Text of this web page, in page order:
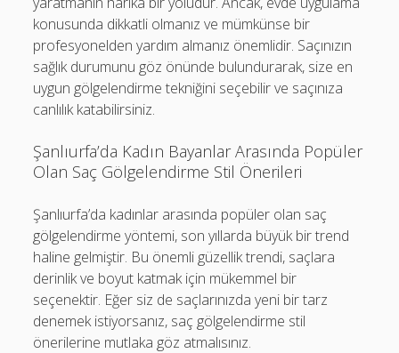
konusunda dikkatli olmanız ve mümkünse bir
profesyonelden yardım almanız önemlidir. Saçınızın
sağlık durumunu göz önünde bulundurarak, size en
uygun gölgelendirme tekniğini seçebilir ve saçınıza
canlılık katabilirsiniz.
Şanlıurfa’da Kadın Bayanlar Arasında Popüler
Olan Saç Gölgelendirme Stil Önerileri
Şanlıurfa’da kadınlar arasında popüler olan saç
gölgelendirme yöntemi, son yıllarda büyük bir trend
haline gelmiştir. Bu önemli güzellik trendi, saçlara
derinlik ve boyut katmak için mükemmel bir
seçenektir. Eğer siz de saçlarınızda yeni bir tarz
denemek istiyorsanız, saç gölgelendirme stil
önerilerine mutlaka göz atmalısınız.